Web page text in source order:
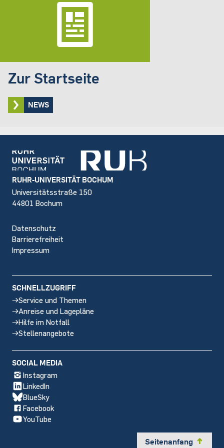
Zur Startseite
NEWS
Footer
RUHR-UNIVERSITÄT BOCHUM
Universitätsstraße 150
44801 Bochum
Datenschutz
Barrierefreiheit
Impressum
SCHNELLZUGRIFF
Service und Themen
Anreise und Lagepläne
Hilfe im Notfall
Stellenangebote
SOCIAL MEDIA
Instagram
LinkedIn
BlueSky
Facebook
YouTube
Seitenanfang y